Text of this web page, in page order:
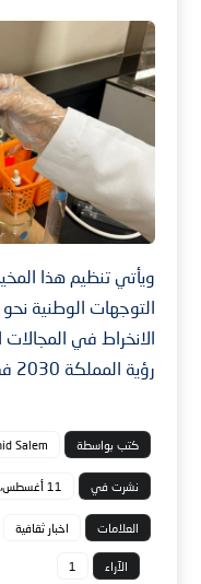
ويأتي تنظيم هذا
التوجهات الوطنية
الانخراط في
رؤية المملكة 2030 في بناء مجتمع معرفي ومبتكر.
كتب بواسطة Salem
نشرت في 11 أغسطس، 2025
العلامات اخبار ثقافية
الآراء 1